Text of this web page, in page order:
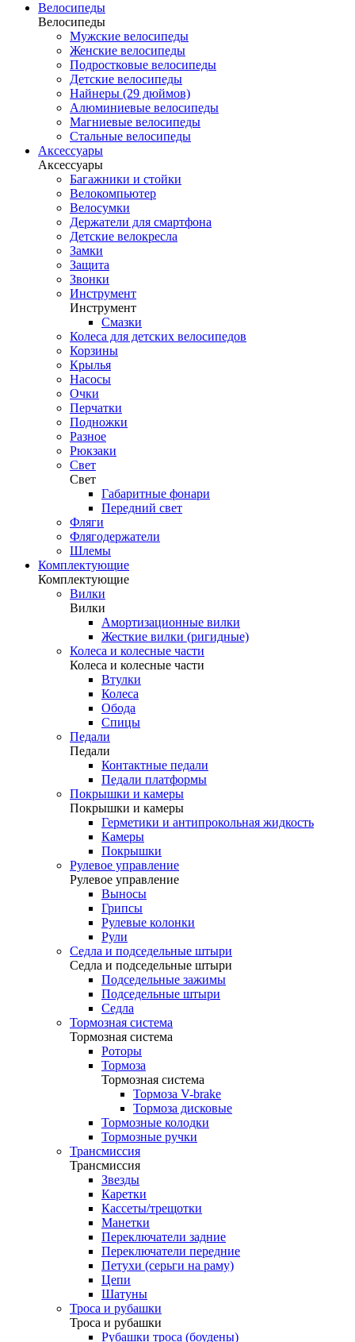
Велосипеды
Велосипеды
Мужские велосипеды
Женские велосипеды
Подростковые велосипеды
Детские велосипеды
Найнеры (29 дюймов)
Алюминиевые велосипеды
Магниевые велосипеды
Стальные велосипеды
Аксессуары
Аксессуары
Багажники и стойки
Велокомпьютер
Велосумки
Держатели для смартфона
Детские велокресла
Замки
Защита
Звонки
Инструмент
Инструмент
Смазки
Колеса для детских велосипедов
Корзины
Крылья
Насосы
Очки
Перчатки
Подножки
Разное
Рюкзаки
Свет
Свет
Габаритные фонари
Передний свет
Фляги
Флягодержатели
Шлемы
Комплектующие
Комплектующие
Вилки
Вилки
Амортизационные вилки
Жесткие вилки (ригидные)
Колеса и колесные части
Колеса и колесные части
Втулки
Колеса
Обода
Спицы
Педали
Педали
Контактные педали
Педали платформы
Покрышки и камеры
Покрышки и камеры
Герметики и антипрокольная жидкость
Камеры
Покрышки
Рулевое управление
Рулевое управление
Выносы
Грипсы
Рулевые колонки
Рули
Седла и подседельные штыри
Седла и подседельные штыри
Подседельные зажимы
Подседельные штыри
Седла
Тормозная система
Тормозная система
Роторы
Тормоза
Тормозная система
Тормоза V-brake
Тормоза дисковые
Тормозные колодки
Тормозные ручки
Трансмиссия
Трансмиссия
Звезды
Каретки
Кассеты/трещотки
Манетки
Переключатели задние
Переключатели передние
Петухи (серьги на раму)
Цепи
Шатуны
Троса и рубашки
Троса и рубашки
Рубашки троса (боудены)